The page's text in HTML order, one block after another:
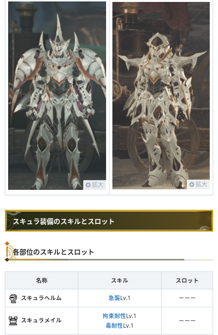
拡大 拡大
スキュラ装備のスキルとスロット
各部位のスキルとスロット
名称 スキル スロット
スキュラヘルム 急襲Lv.1 ーーー
スキュラメイル
拘束耐性Lv.1
毒耐性Lv.1
ーーー